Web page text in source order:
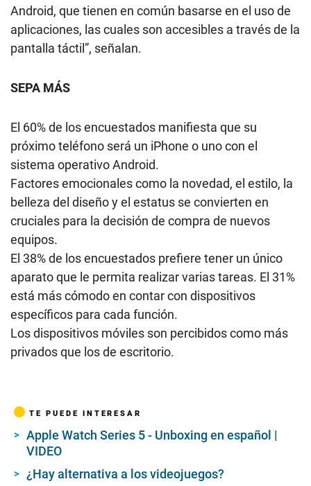
Android, que tienen en común basarse en el uso de
aplicaciones, las cuales son accesibles a través de la
pantalla táctil”, señalan.
SEPA MÁS
El 60% de los encuestados manifiesta que su
próximo teléfono será un iPhone o uno con el
sistema operativo Android.
Factores emocionales como la novedad, el estilo, la
belleza del diseño y el estatus se convierten en
cruciales para la decisión de compra de nuevos
equipos.
El 38% de los encuestados prefiere tener un único
aparato que le permita realizar varias tareas. El 31%
está más cómodo en contar con dispositivos
específicos para cada función.
Los dispositivos móviles son percibidos como más
privados que los de escritorio.
TE PUEDE INTERESAR
Apple Watch Series 5 - Unboxing en español |
VIDEO
¿Hay alternativa a los videojuegos?